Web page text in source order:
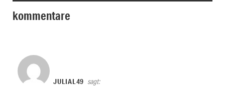
kommentare
JULIAL49 sagt: